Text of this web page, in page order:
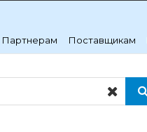
Партнерам Поставщикам